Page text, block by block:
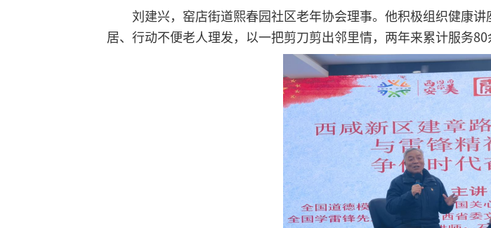
刘建兴，窑店街道熙春园社区老年协会理事。他积极组织健康
居、行动不便老人理发，以一把剪刀剪出邻里情，两年来累计服务